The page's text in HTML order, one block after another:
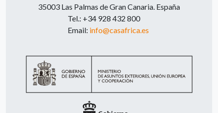
35003 Las Palmas de Gran Canaria. España
Tel.: +34 928 432 800
Email: info@casafrica.es